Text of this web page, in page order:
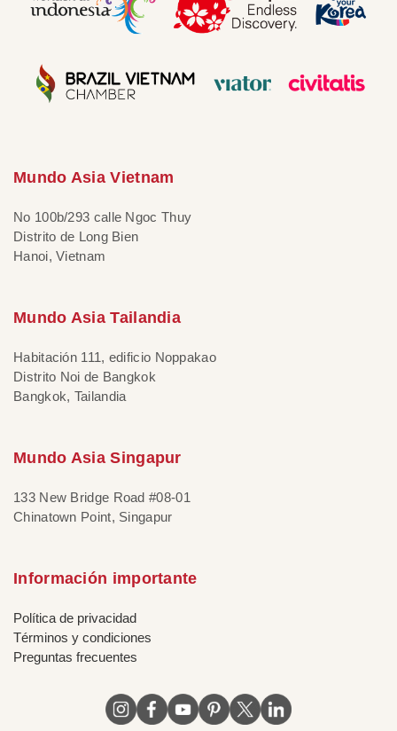
Mundo Asia Vietnam
No 100b/293 calle Ngoc Thuy
Distrito de Long Bien
Hanoi, Vietnam
Mundo Asia Tailandia
Habitación 111, edificio Noppakao
Distrito Noi de Bangkok
Bangkok, Tailandia
Mundo Asia Singapur
133 New Bridge Road #08-01
Chinatown Point, Singapur
Información importante
Política de privacidad
Términos y condiciones
Preguntas frecuentes